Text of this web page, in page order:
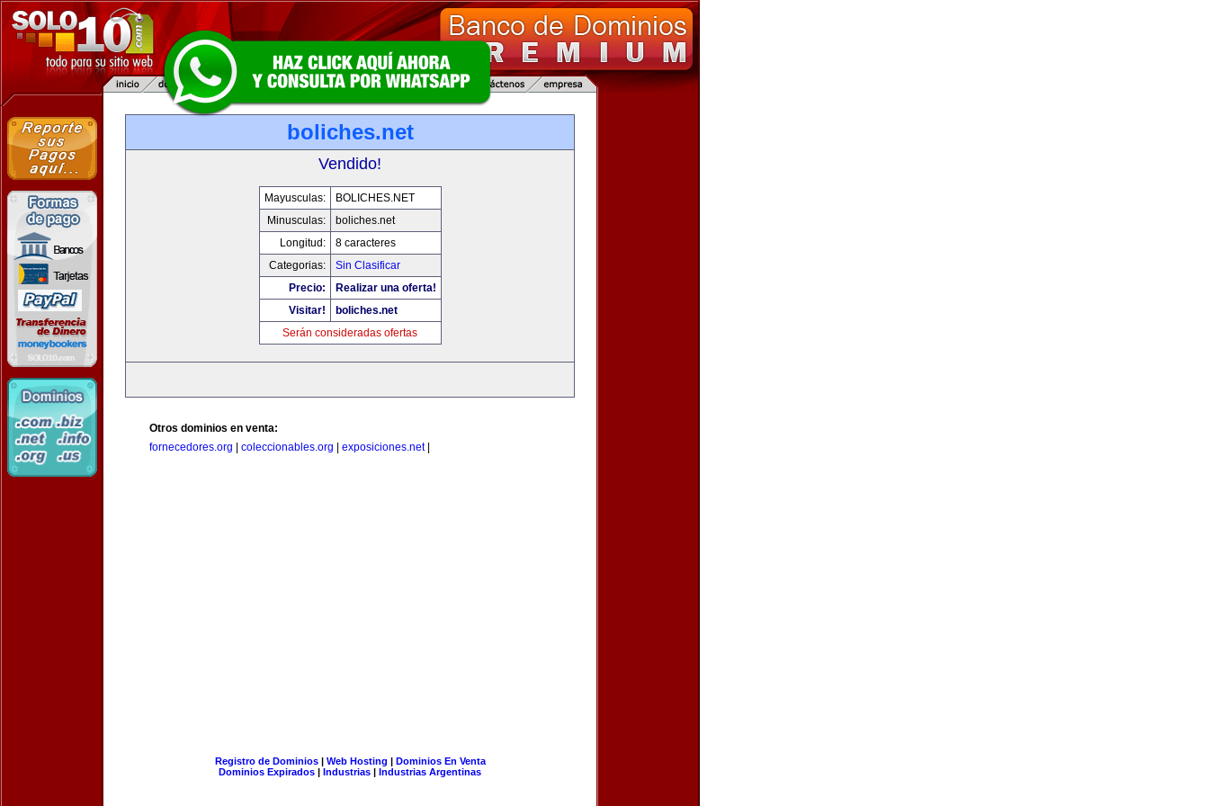
boliches.net
Vendido!
Mayusculas:
BOLICHES.NET
Minusculas:
boliches.net
Longitud:
8 caracteres
Categorias:
Sin Clasificar
Precio:
Realizar una oferta!
Visitar!
boliches.net
Serán consideradas ofertas
Otros dominios en venta:
fornecedores.org
coleccionables.org exposiciones.net|
Registro de Dominios| Web Hosting | Dominios En Venta
Dominios Expirados | Industrias | Industrias Argentinas